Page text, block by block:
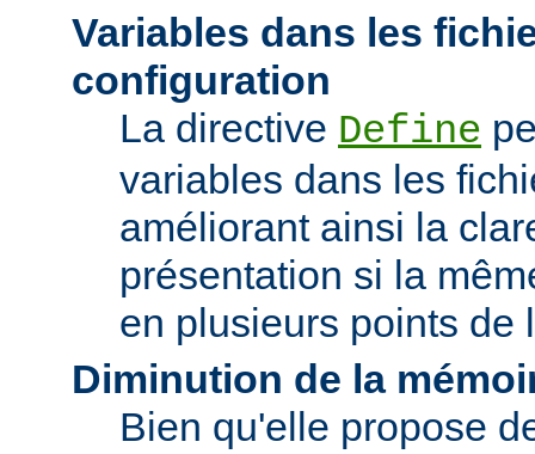
Variables dans les
configuration
La directive Define
variables dans les
améliorant ainsi la
présentation si la
en plusieurs points de
Diminution de la
Bien qu'elle propose